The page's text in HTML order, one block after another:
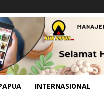
INTERNASIONAL